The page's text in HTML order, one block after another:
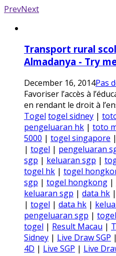
PrevNext
Transport rural
Almadanya - Try
December 16, 2014Pas
Favoriser l’accès à
en rendant le droit à
Togel togel sidney |
pengeluaran hk | toto
5000 | togel singapore |
| togel | pengeluaran
sgp | keluaran sgp |
togel hk | togel
sgp | togel hongkong |
keluaran sgp | data hk |
| togel | data hk |
pengeluaran sgp |
togel | Result Macau |
Sidney | Live Draw SGP |
4D | Live SGP | Live